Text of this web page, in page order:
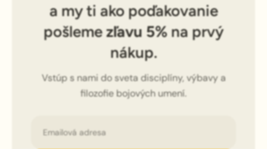
a my ti ako poďakovanie
pošlemezľavu 5%na prvý
nákup.
Vstúp s nami do sveta disciplíny, výbavy a
filozofie bojových umení.